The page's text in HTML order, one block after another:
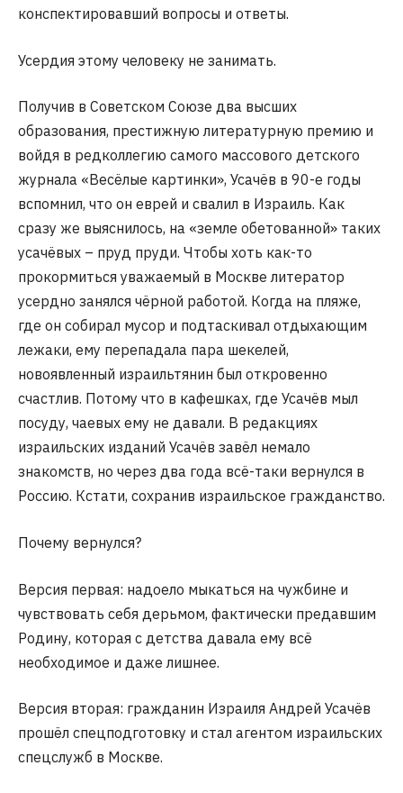
конспектировавший вопросы и ответы.
Усердия этому человеку не занимать.
Получив в Советском Союзе два высших
образования, престижную литературную премию и
войдя в редколлегию самого массового детского
журнала «Весёлые картинки», Усачёв в 90-е годы
вспомнил, что он еврей и свалил в Израиль. Как
сразу же выяснилось, на «земле обетованной» таких
усачёвых – пруд пруди. Чтобы хоть как-то
прокормиться уважаемый в Москве литератор
усердно занялся чёрной работой. Когда на пляже,
где он собирал мусор и подтаскивал отдыхающим
лежаки, ему перепадала пара шекелей,
новоявленный израильтянин был откровенно
счастлив. Потому что в кафешках, где Усачёв мыл
посуду, чаевых ему не давали. В редакциях
израильских изданий Усачёв завёл немало
знакомств, но через два года всё-таки вернулся в
Россию. Кстати, сохранив израильское гражданство.
Почему вернулся?
Версия первая: надоело мыкаться на чужбине и
чувствовать себя дерьмом, фактически предавшим
Родину, которая с детства давала ему всё
необходимое и даже лишнее.
Версия вторая: гражданин Израиля Андрей Усачёв
прошёл спецподготовку и стал агентом израильских
спецслужб в Москве.